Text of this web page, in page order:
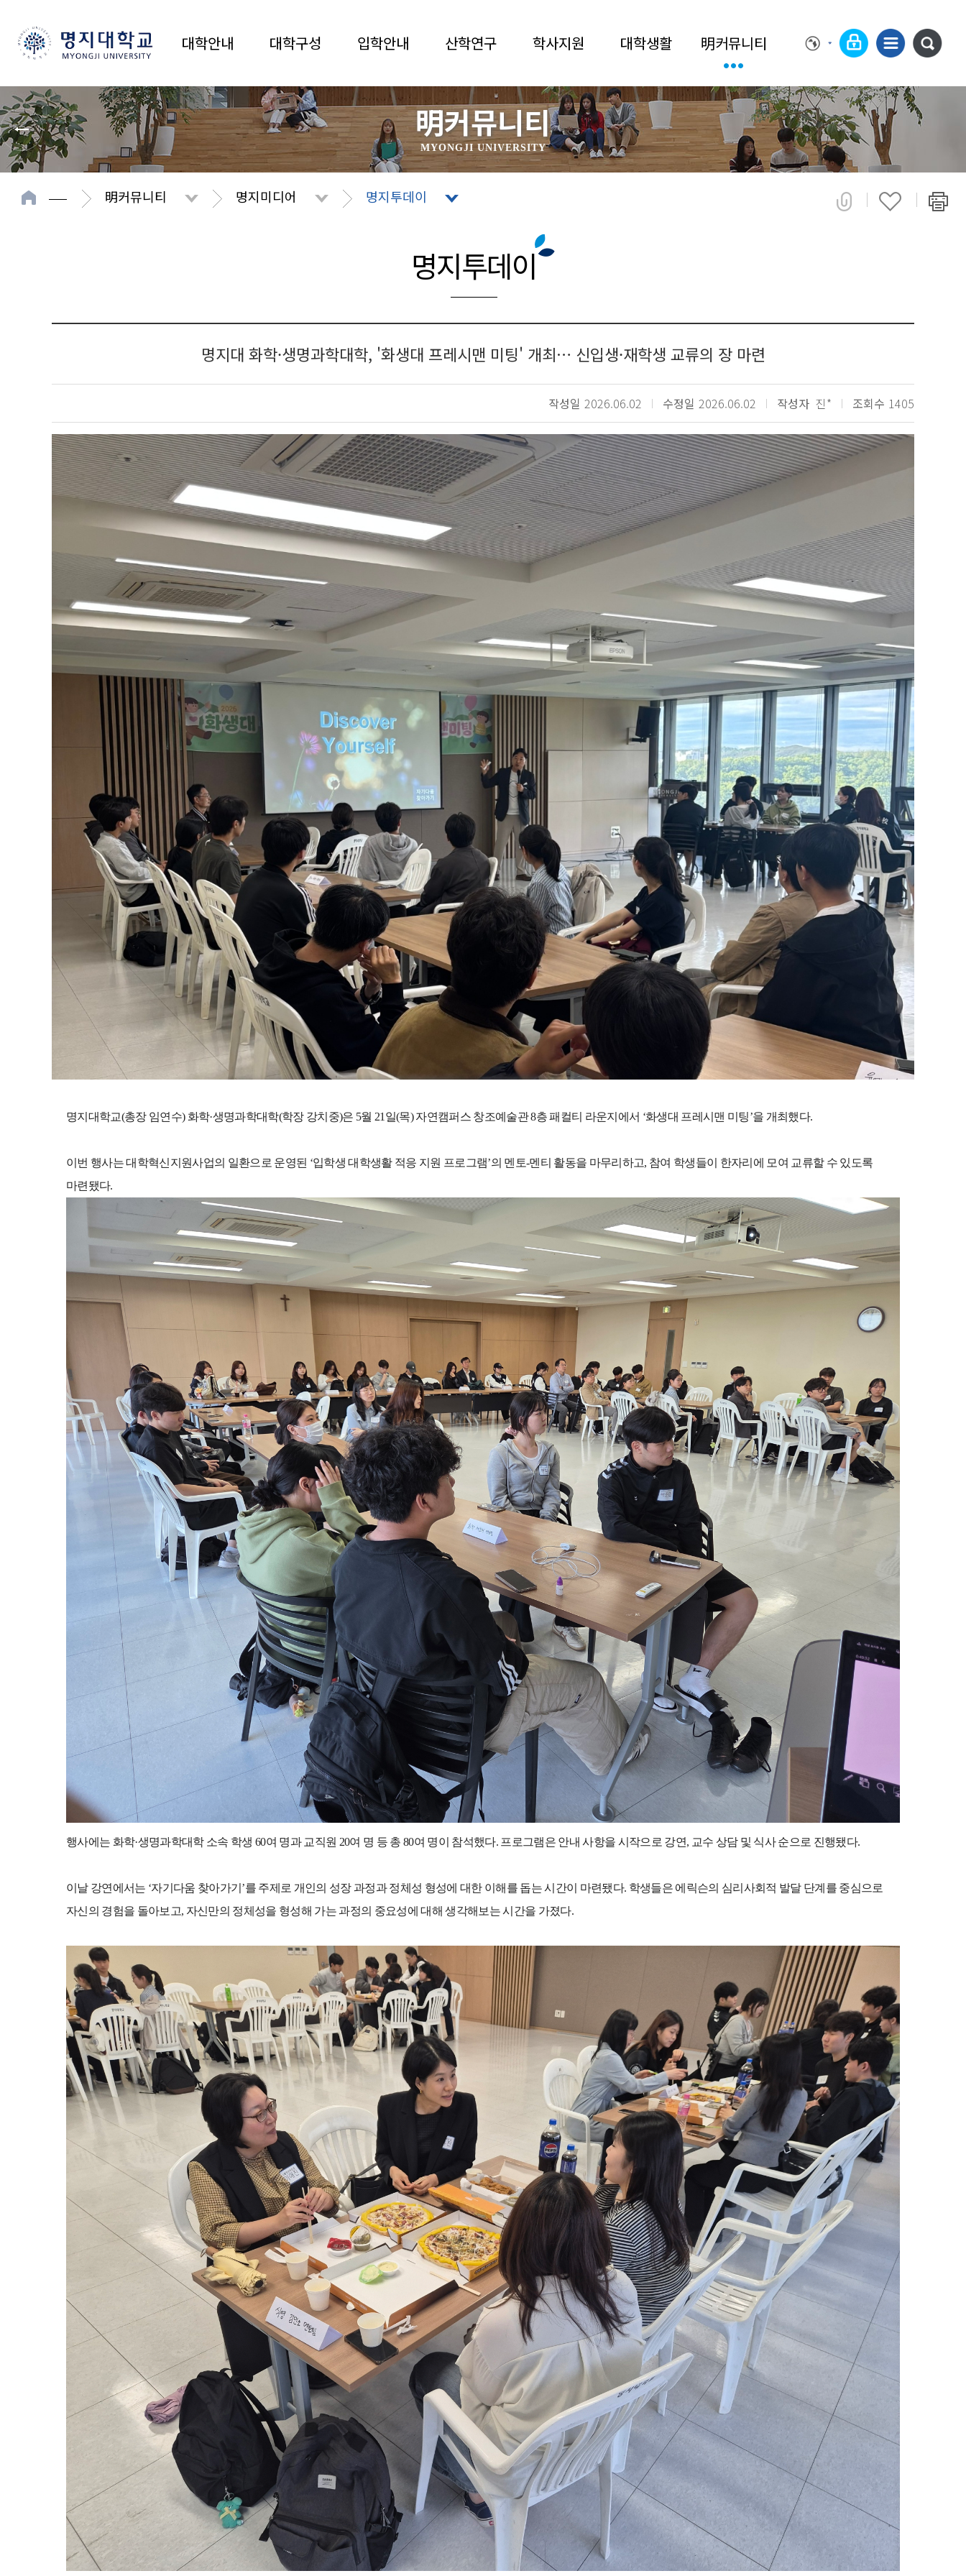
대학안내 대학구성 입학안내 산학연구 학사지원 대학생활 明커뮤니티
明커뮤니티
MYONGJI UNIVERSITY
明커뮤니티 명지미디어 명지투데이
명지투데이
명지대 화학·생명과학대학, '화생대 프레시맨 미팅' 개최… 신입생·재학생 교류의 장 마련
작성일 2026.06.02 수정일 2026.06.02 작성자 진* 조회수 1405
명지대학교(총장 임연수) 화학·생명과학대학(학장 강치중)은 5월 21 일(목)자연캠퍼스 창조예술관8층 패컬티 라운지에서 ‘화생대 프레시맨 미팅’을 개최했다.
이번 행사는 대학혁신지원사업의 일환으로 운영된 ‘입학생 대학생활 적응 지원 프로그램’의 멘토-멘티 활동을 마무리하고, 참여 학생들이 한자리에 모여 교류할 수 있도록
마련됐다.
행사에는 화학·생명과학대학 소속 학생60여 명과 교직원 20여 명 등 총80여 명이 참석했다. 프로그램은 안내 사항을 시작으로 강연, 교수 상담 및 식사 순으로 진행됐다.
이날 강연에서는 ‘자기다움 찾아가기 ’를 주제로 개인의 성장 과정과 정체성 형성에 대한 이해를 돕는 시간이 마련됐다. 학생들은 에릭슨의 심리사회적 발달 단계를 중심으로
자신의 경험을 돌아보고, 자신만의 정체성을 형성해 가는 과정의 중요성에 대해 생각해보는 시간을 가졌다.